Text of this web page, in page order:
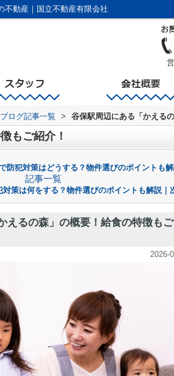
不動産｜国立不動産有限会社
ログ記事一覧 > 谷保駅周辺にある「かえる
もご紹介！
防犯対策はどうする？物件選びのポイントも
記事一覧
対策は何をする？物件選びのポイントも解説
えるの森」の概要！給食の特徴もご
2026-